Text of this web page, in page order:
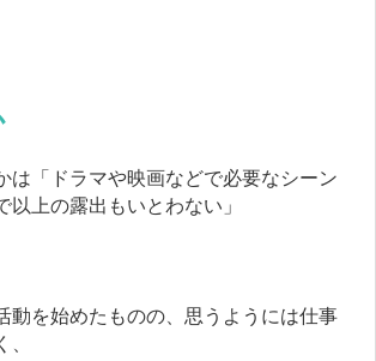
は「ドラマや映画などで必要なシーン
以上の露出もいとわない」
動を始めたものの、思うようには仕事